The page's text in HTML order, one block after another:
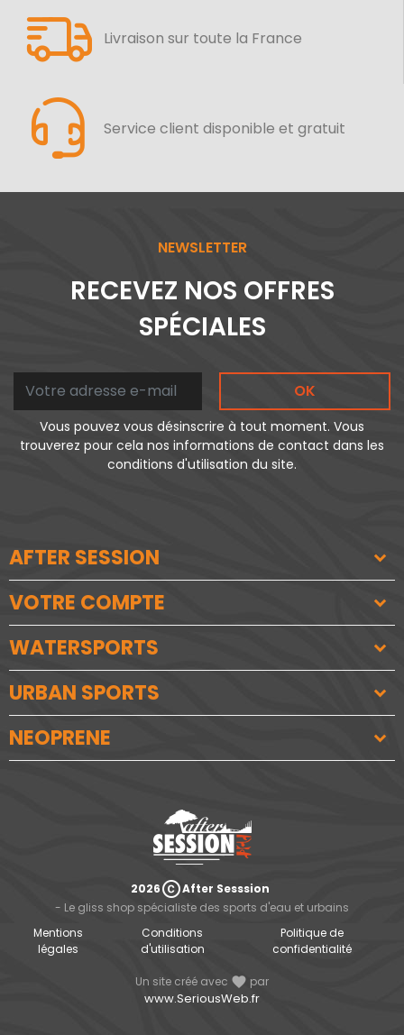
Livraison sur toute la France
Service client disponible et gratuit
NEWSLETTER
RECEVEZ NOS OFFRES
SPÉCIALES
OK
Vous pouvez vous désinscrire à tout moment. Vous
trouverez pour cela nos informations de contact dans les
conditions d'utilisation du site.
AFTER SESSION
VOTRE COMPTE
WATERSPORTS
URBAN SPORTS
NEOPRENE
2026copyrightAfter Sesssion
- Le gliss shop spécialiste des sports d'eau et urbains
Mentions
légales
Conditions
d'utilisation
Politique de
confidentialité
Un site créé avec favorite par
www.SeriousWeb.fr